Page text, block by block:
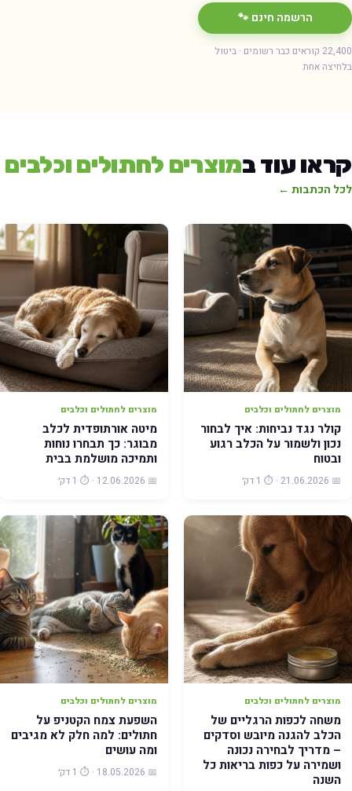
הרשמה חינם 🐾
22,400 קוראים כבר רשומים · ביטול
אחת
עוד במוצרים לחתולים וכלבים
הכתבות ←
מוצרים לחתולים וכלבים
קולר נגד נביחות: איך לבחור
נכון ולשמור על הכלב רגוע
ובטוח
📅 21.06.2026 · ⏱️ 1 דק׳
מוצרים לחתולים וכלבים
מיטה אורתופדית לכלב
מבוגר: כך תבחרו נוחות
ותמיכה מושלמת בבית
📅 12.06.2026 · ⏱️ 1 דק׳
מוצרים לחתולים וכלבים
משחה לכפות הרגליים של
הכלב להגנה מיובש וסדקים
– מדריך לבחירה נכונה
ושמירה על כפות בריאות כל
השנה
מוצרים לחתולים וכלבים
השפעת צמח הקטניפ על
חתולים: למה חלק לא מגיבים
ומה עושים
📅 18.05.2026 · ⏱️ 1 דק׳